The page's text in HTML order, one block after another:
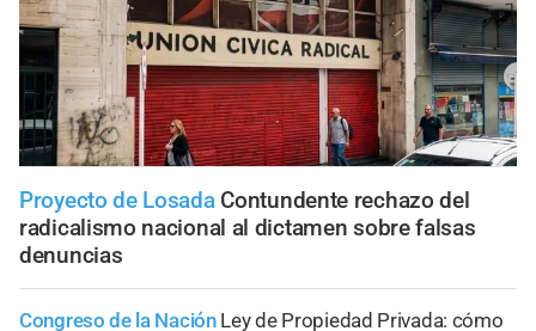
Proyecto de Losada Contundente rechazo del
radicalismo nacional al dictamen sobre falsas
denuncias
Congreso de la Nación Ley de Propiedad Privada: cómo